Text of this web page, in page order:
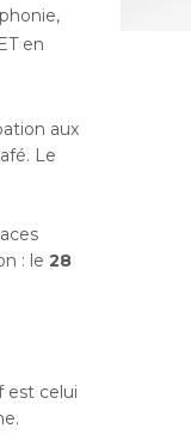
en
aux
Le
: le 28
est celui